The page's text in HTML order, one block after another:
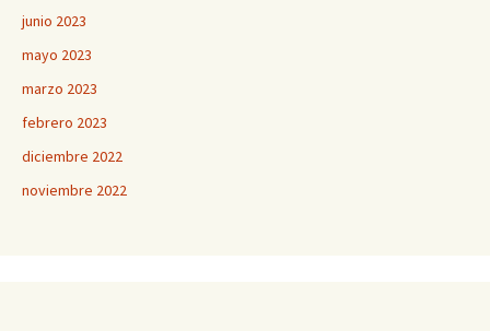
junio 2023
mayo 2023
marzo 2023
febrero 2023
diciembre 2022
noviembre 2022